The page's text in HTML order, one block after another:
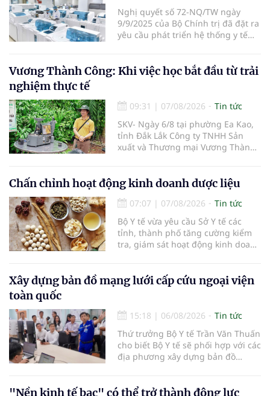
Nghị quyết số 72-NQ/TW ngày
9/9/2025 của Bộ Chính trị đã đặt ra
yêu cầu phát triển hệ thống y tế
Vương Thành Công: Khi việc học bắt đầu từ trải
nghiệm thực tế
09:31 | 07/08/2026
Tin tức
SKV- Ngày 6/8 tại phường Ea Kao,
tỉnh Đắk Lắk Công ty TNHH Sản
xuất và Thương mại Vương Thành
tham gia của các chủ doanh
nghiệp, chủ quán cà phê, hợp tác
xã, người làm nông nghiệp và
những người yêu thích cà phê.
Chấn chỉnh hoạt động kinh doanh dược liệu
07:07 | 07/08/2026
Tin tức
Bộ Y tế vừa yêu cầu Sở Y tế các
tỉnh, thành phố tăng cường kiểm
tra, giám sát hoạt động kinh doanh
Xây dựng bản đồ mạng lưới cấp cứu ngoại viện
toàn quốc
15:18 | 06/08/2026
Tin tức
Thứ trưởng Bộ Y tế Trần Văn Thuấn
cho biết Bộ Y tế sẽ phối hợp với các
địa phương xây dựng bản đồ
thiện cơ chế tài chính và đa dạng
"Nền kinh tế bạc" có thể trở thành động lực